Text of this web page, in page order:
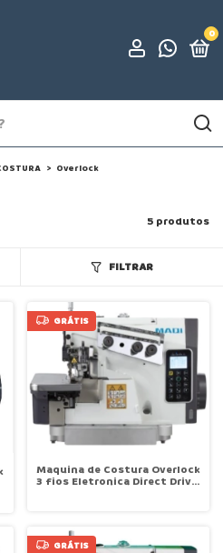
0
> Overlock
5 produtos
FILTRAR
GRÁTIS
Maquina de Costura Overlock
3 fios Eletronica Direct Drive
GRÁTIS